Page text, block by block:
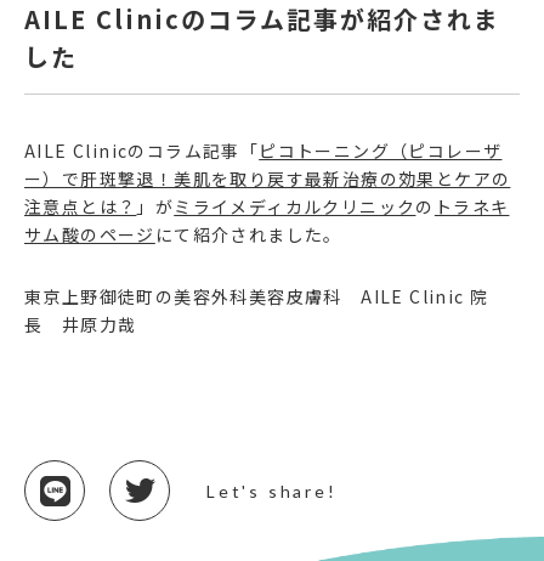
AILE Clinicのコラム記事が紹介されま
した
AILE Clinicのコラム記事「ピコトーニング（ピコレーザ
ー）で肝斑撃退！美肌を取り戻す最新治療の効果とケアの
注意点とは？ 」がミライメディカルクリニック の トラネキ
サム酸のページ にて紹介されました。
東京上野御徒町の美容外科美容皮膚科 AILE Clinic 院
長 井原力哉
Let's share!